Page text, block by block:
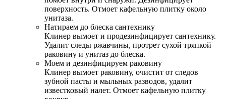
поверхность. Отмоет кафельную плитку около
унитаза.
Натираем до блеска сантехнику
Клинер вымоет и продезинфицирует сантехнику.
Удалит следы ржавчины, протрет сухой тряпкой
раковину и унитаз до блеска.
Моем и дезинфицируем раковину
Клинер вымоет раковину, очистит от следов
зубной пасты и мыльных разводов, удалит
известковый налет. Отмоет кафельную плитку